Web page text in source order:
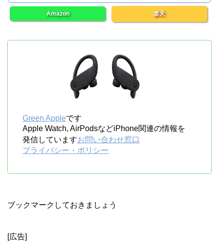
Amazon 楽天
Green Appleです
Apple Watch, AirPodsなどiPhone関連の情報を
発信していますお問い合わせ窓口
プライバシー・ポリシー
ブックマークしておきましょう
[広告]